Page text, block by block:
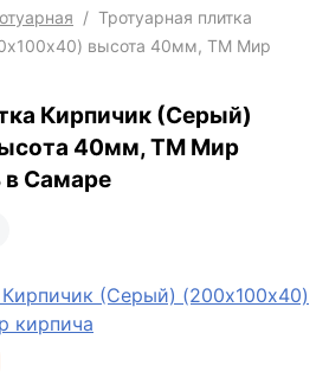
/ Тротуарная плитка
высота 40мм, ТМ Мир
Кирпичик (Серый)
40мм, ТМ Мир
в Самаре